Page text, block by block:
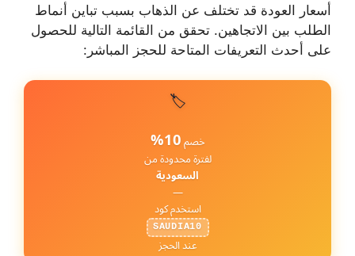
أسعار العودة قد تختلف عن الذهاب بسبب تباين أنماط
الطلب بين الاتجاهين. تحقق من القائمة التالية للحصول
على أحدث التعريفات المتاحة للحجز المباشر:
🏷️
خصم 10%
لفترة محدودة من
السعودية
—
استخدم كود
SAUDIA10
عند الحجز